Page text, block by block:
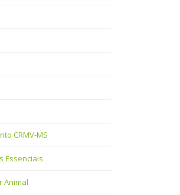
CRMV-MS
Essenciais
Animal